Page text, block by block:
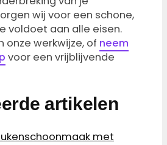
wij voor een schone,
voldoet aan alle eisen.
onze werkwijze, of neem
voor een vrijblijvende
artikelen
met